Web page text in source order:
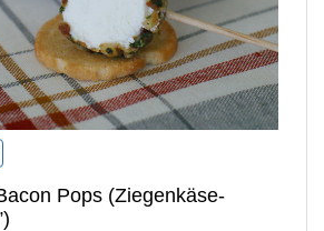
Pops (Ziegenkäse-